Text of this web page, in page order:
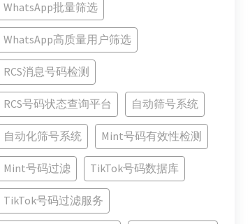
WhatsApp批量筛选
WhatsApp高质量用户筛选
RCS消息号码检测
RCS号码状态查询平台 自动筛号系统
自动化筛号系统 Mint号码有效性检测
Mint号码过滤 TikTok号码数据库
TikTok号码过滤服务